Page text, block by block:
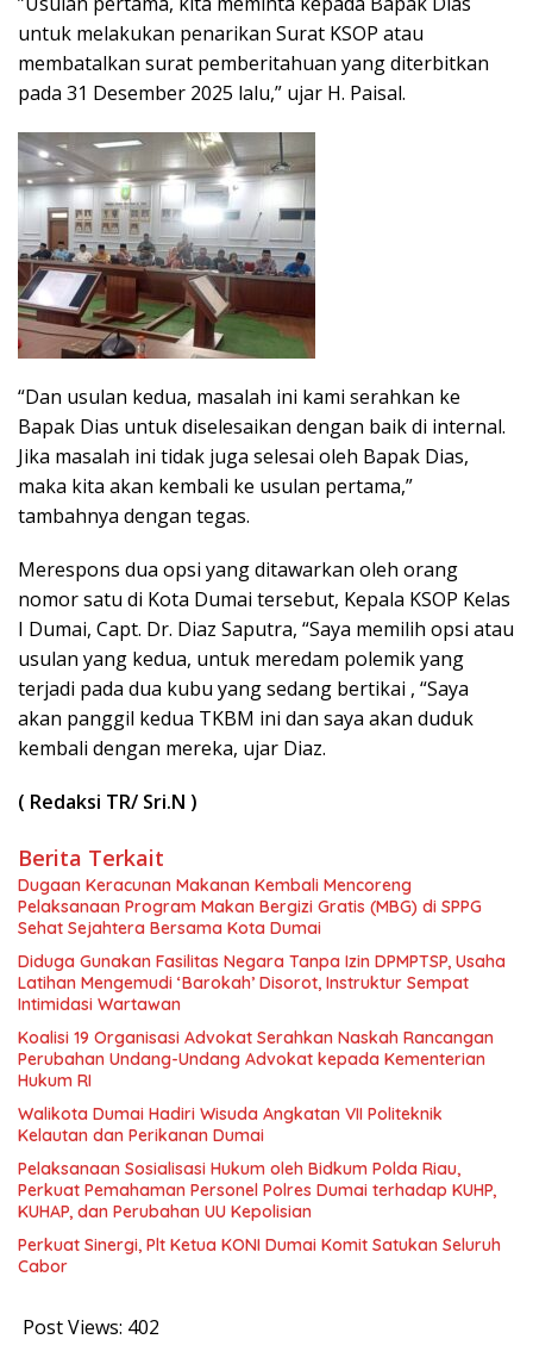
untuk melakukan penarikan Surat KSOP atau
membatalkan surat pemberitahuan yang diterbitkan
pada 31 Desember 2025 lalu,” ujar H. Paisal.
“Dan usulan kedua, masalah ini kami serahkan ke
Bapak Dias untuk diselesaikan dengan baik di internal.
Jika masalah ini tidak juga selesai oleh Bapak Dias,
maka kita akan kembali ke usulan pertama,”
tambahnya dengan tegas.
Merespons dua opsi yang ditawarkan oleh orang
nomor satu di Kota Dumai tersebut, Kepala KSOP Kelas
I Dumai, Capt. Dr. Diaz Saputra, “Saya memilih opsi atau
usulan yang kedua, untuk meredam polemik yang
terjadi pada dua kubu yang sedang bertikai , “Saya
akan panggil kedua TKBM ini dan saya akan duduk
kembali dengan mereka, ujar Diaz.
( Redaksi TR/ Sri.N )
Berita Terkait
Dugaan Keracunan Makanan Kembali Mencoreng
Pelaksanaan Program Makan Bergizi Gratis (MBG) di SPPG
Sehat Sejahtera Bersama Kota Dumai
Diduga Gunakan Fasilitas Negara Tanpa Izin DPMPTSP, Usaha
Latihan Mengemudi ‘Barokah’ Disorot, Instruktur Sempat
Intimidasi Wartawan
Koalisi 19 Organisasi Advokat Serahkan Naskah Rancangan
Perubahan Undang-Undang Advokat kepada Kementerian
Hukum RI
Walikota Dumai Hadiri Wisuda Angkatan VII Politeknik
Kelautan dan Perikanan Dumai
Pelaksanaan Sosialisasi Hukum oleh Bidkum Polda Riau,
Perkuat Pemahaman Personel Polres Dumai terhadap KUHP,
KUHAP, dan Perubahan UU Kepolisian
Perkuat Sinergi, Plt Ketua KONI Dumai Komit Satukan Seluruh
Cabor
Post Views: 402